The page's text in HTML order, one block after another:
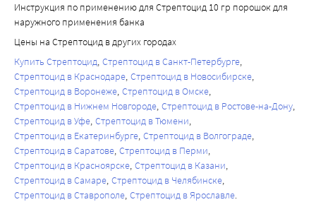
Инструкция по применению для Стрептоцид 10 гр порошок для
наружного применения банка
Цены на Стрептоцид в других городах
Купить Стрептоцид Стрептоцид в Санкт-Петербурге
Стрептоцид в Краснодаре Стрептоцид в Новосибирске
Стрептоцид в Воронеже Стрептоцид в Омске
Стрептоцид в Нижнем Новгороде Стрептоцид в Ростове-на-Дону
Стрептоцид в Уфе Стрептоцид в Тюмени
Стрептоцид в Екатеринбурге Стрептоцид в Волгограде
Стрептоцид в Саратове Стрептоцид в Перми
Стрептоцид в Красноярске Стрептоцид в Казани
Стрептоцид в Самаре Стрептоцид в Челябинске
Стрептоцид в Ставрополе Стрептоцид в Ярославле